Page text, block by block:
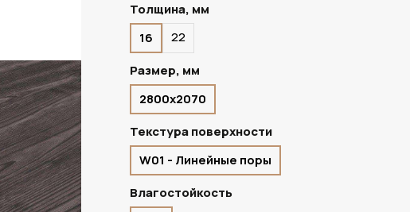
В НАЛИЧИИ
Толщина, мм
16
22
Размер, мм
2800х2070
Текстура поверхности
W01 - Линейные поры
Влагостойкость